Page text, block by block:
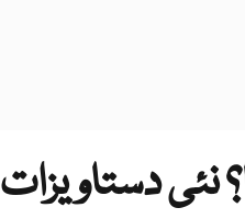
نئی دستاویزات